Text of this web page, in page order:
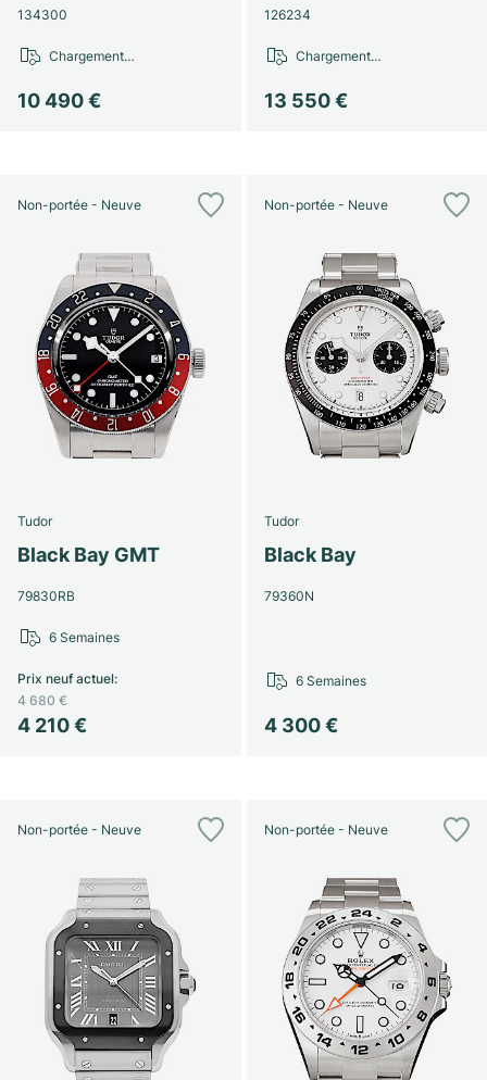
134300
10 490 €
Chargement…
126234
13 550 €
Chargement…
Non-portée - Neuve
Tudor
Black Bay GMT
79830RB
4 210 €
Prix neuf actuel:
4 680 €
6 Semaines
Non-portée - Neuve
Tudor
Black Bay
79360N
4 300 €
6 Semaines
Non-portée - Neuve Non-portée - Neuve